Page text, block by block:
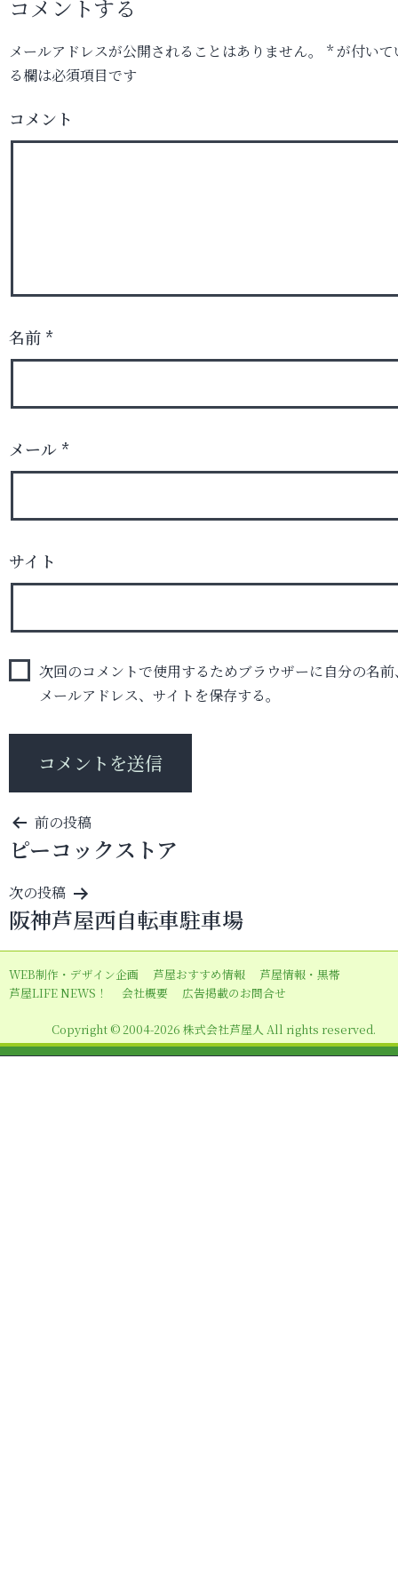
コメントする
メールアドレスが公開されることはありません。 *が付いて
る欄は必須項目です
コメント
名前 *
メール *
サイト
次回のコメントで使用するためブラウザーに自分の名前
メールアドレス、サイトを保存する。
投
稿
ナ
ビ
ゲ
ー
シ
ン
前の投稿
ピーコックストア
次の投稿
阪神芦屋西自転車駐車場
WEB制作・デザイン企画 芦屋おすすめ情報
芦屋情報・黒帯
芦屋LIFE NEWS！
会社概要 広告掲載のお問合せ
Copyright © 2004-2026 株式会社芦屋人 All rights reserved.